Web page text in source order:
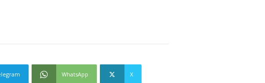
WhatsApp X